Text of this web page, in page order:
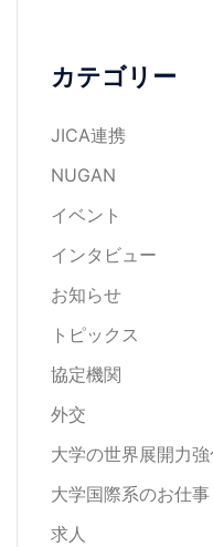
カテゴリー
JICA連携
NUGAN
イベント
インタビュー
お知らせ
トピックス
協定機関
外交
大学の世界展開力
大学国際系のお仕事
求人